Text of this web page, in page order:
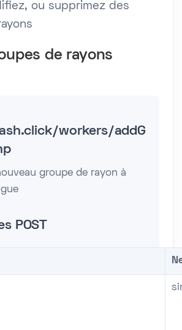
ou supprimez des
de rayons
workers/addG
groupe de rayon à
POST